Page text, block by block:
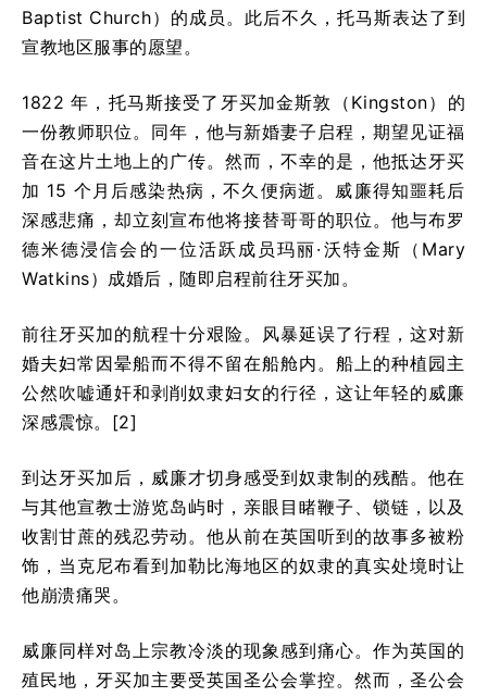
Baptist Church）的成员。此后不久，托马斯表达了到
宣教地区服事的愿望。
1822 年，托马斯接受了牙买加金斯敦（Kingston）的
一份教师职位。同年，他与新婚妻子启程，期望见证福
音在这片土地上的广传。然而，不幸的是，他抵达牙买
加 15 个月后感染热病，不久便病逝。威廉得知噩耗后
深感悲痛，却立刻宣布他将接替哥哥的职位。他与布罗
德米德浸信会的一位活跃成员玛丽·沃特金斯（Mary
Watkins）成婚后，随即启程前往牙买加。
前往牙买加的航程十分艰险。风暴延误了行程，这对新
婚夫妇常因晕船而不得不留在船舱内。船上的种植园主
公然吹嘘通奸和剥削奴隶妇女的行径，这让年轻的威廉
深感震惊。[2]
到达牙买加后，威廉才切身感受到奴隶制的残酷。他在
与其他宣教士游览岛屿时，亲眼目睹鞭子、锁链，以及
收割甘蔗的残忍劳动。他从前在英国听到的故事多被粉
饰，当克尼布看到加勒比海地区的奴隶的真实处境时让
他崩溃痛哭。
威廉同样对岛上宗教冷淡的现象感到痛心。作为英国的
殖民地，牙买加主要受英国圣公会掌控。然而，圣公会